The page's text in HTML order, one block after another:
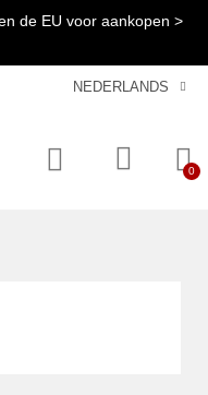
de EU voor aankopen >
NEDERLANDS